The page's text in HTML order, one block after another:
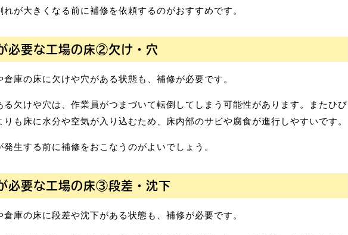
れが大きくなる前に補修を依頼するのがおすすめです。
必要な工場の床②欠け・穴
倉庫の床に欠けや穴がある状態も、補修が必要です。
る欠けや穴は、作業員がつまづいて転倒してしまう可能性があります。またひび
りも床に水分や空気が入り込むため、床内部のサビや腐食が進行しやすいです。
発生する前に補修をおこなうのがよいでしょう。
必要な工場の床③段差・沈下
倉庫の床に段差や沈下がある状態も、補修が必要です。